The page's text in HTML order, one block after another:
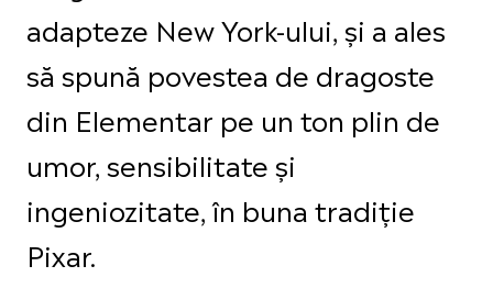
adapteze New York-ului, și a ales
să spună povestea de dragoste
din Elementar pe un ton plin de
umor, sensibilitate și
ingeniozitate, în buna tradiție
Pixar.